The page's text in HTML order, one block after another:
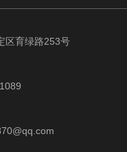
区育绿路253号